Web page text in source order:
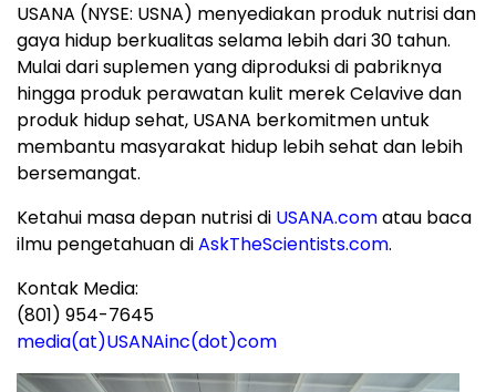
USANA (NYSE: USNA) menyediakan produk nutrisi dan
gaya hidup berkualitas selama lebih dari 30 tahun.
Mulai dari suplemen yang diproduksi di pabriknya
hingga produk perawatan kulit merek Celavive dan
produk hidup sehat, USANA berkomitmen untuk
membantu masyarakat hidup lebih sehat dan lebih
bersemangat.
Ketahui masa depan nutrisi di USANA.comatau baca
ilmu pengetahuan diAskTheScientists.com.
Kontak Media:
(801) 954-7645
media(at)USANAinc(dot)com